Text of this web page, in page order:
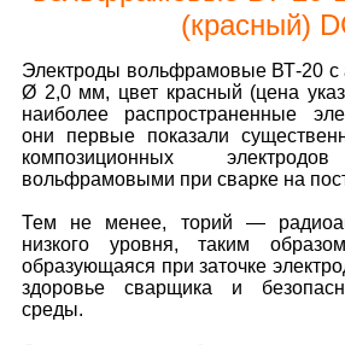
(красный)
Электроды вольфрамовые ВТ-20 с
Ø 2,0 мм, цвет красный (цена
наиболее распространенные
они первые показали
композиционных
вольфрамовыми при сварке на
Тем не менее, торий —
низкого уровня, таким
образующаяся при заточке
здоровье сварщика и
среды.